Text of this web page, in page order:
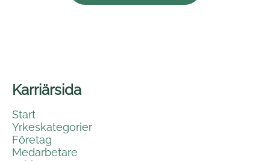
Karriärsida
Start
Yrkeskategorier
Företag
Medarbetare